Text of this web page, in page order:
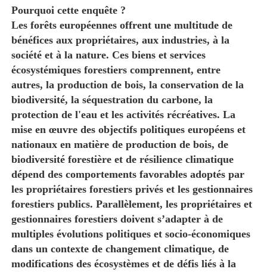
Pourquoi cette enquête ?
Les forêts européennes offrent une multitude de
bénéfices aux propriétaires, aux industries, à la
société et à la nature. Ces biens et services
écosystémiques forestiers comprennent, entre
autres, la production de bois, la conservation de la
biodiversité, la séquestration du carbone, la
protection de l'eau et les activités récréatives. La
mise en œuvre des objectifs politiques européens et
nationaux en matière de production de bois, de
biodiversité forestière et de résilience climatique
dépend des comportements favorables adoptés par
les propriétaires forestiers privés et les gestionnaires
forestiers publics. Parallèlement, les propriétaires et
gestionnaires forestiers doivent s’adapter à de
multiples évolutions politiques et socio-économiques
dans un contexte de changement climatique, de
modifications des écosystèmes et de défis liés à la